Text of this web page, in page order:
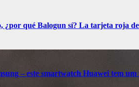
¿por qué Balogun sí? La tarjeta roja
– este smartwatch Huawei tem